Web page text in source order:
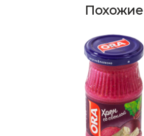
Похожие